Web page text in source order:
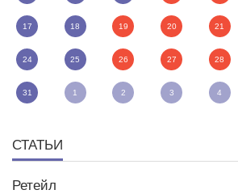
17 18 19 20 21
24 25 26 27 28
31 1 2 3 4
СТАТЬИ
Ретейл